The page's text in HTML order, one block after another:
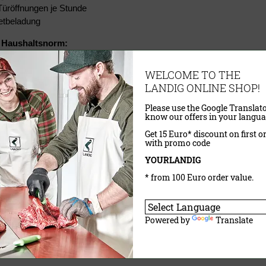
Türöffnungen je Stunde
Wert aus den Umgebungstemperaturen 16°C und 32°C
Beurteilung:
im Jagdbereich / haushaltsnahen Umfeld gilt die Annahme, dass
in der Realität nämlich weder bei 30°C aufgestellt und betrieben,
beim Testverfahren nach Gewerbenorm der Fall wäre.
Downloads:
WELCOME TO THE
LANDIG ONLINE SHOP!
Please use the Google
know our offers in your
Get 15 Euro* discount on first
with promo code
YOURLANDIG
* from 100 Euro order value.
Powered by Translate